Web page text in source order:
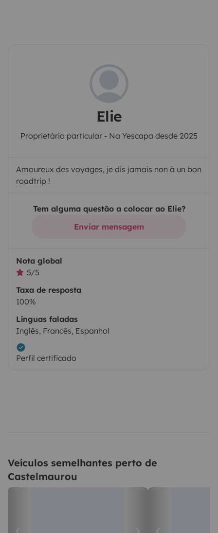
Elie
Proprietário particular - Na Yescapa desde 2025
Amoureux des voyages, je dis jamais non à un bon
roadtrip !
Tem alguma questão a colocar ao Elie?
Enviar mensagem
Nota global
5/5
Taxa de resposta
100%
Línguas faladas
Inglês, Francês, Espanhol
Perfil certificado
Veículos semelhantes perto de
Castelmaurou